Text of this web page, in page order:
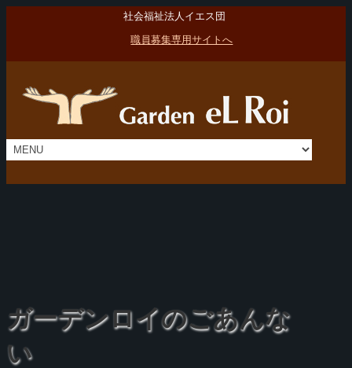
社会福祉法人イエス団
職員募集専用サイトへ
ガーデンロイのごあんな
い